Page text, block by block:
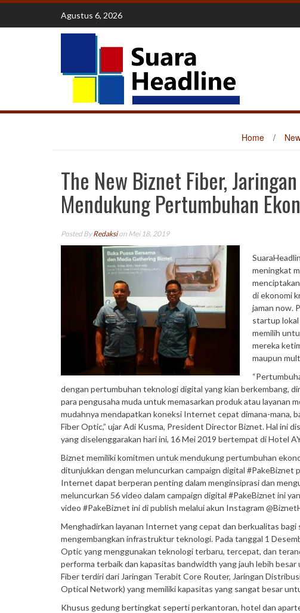
Skip
content
Agustus 6, 2026
Home /
The New Biznet Fiber,
Mendukung Pertumbuhan
Posted ByRedaksion Mei 18, 2019
meningkat
di ekonomi
jaman now.
startup lokal
memilih
mereka
maupun
dengan pertumbuhan teknologi digital yang kian berkembang,
para pengusaha muda untuk memasarkan produk atau layanan
mudahnya mendapatkan koneksi Internet cepat dimana-mana,
Fiber Optic,” ujar Adi Kusma, President Director Biznet. Hal ini
yang diselenggarakan hari ini, 16 Mei 2019 bertempat di Hotel
Biznet memiliki komitmen untuk mendukung pertumbuhan
ditunjukkan dengan meluncurkan campaign digital #PakeBiznet
Internet dapat berperan penting dalam menginsiprasi dan
meluncurkan 56 video dalam campaign digital #PakeBiznet ini
video #PakeBiznet ini di publish melalui akun Instagram
Menghadirkan layanan Internet yang cepat dan berkualitas
mengembangkan infrastruktur teknologi. Pada tanggal 1
Optic yang menggunakan teknologi terbaru, tercepat, dan
performa terbaik dan kapasitas bandwidth yang jauh lebih
Fiber terdiri dari Jaringan Terabit Core Router, Jaringan
Optical Network) yang memiliki kapasitas yang sangat besar
Khusus gedung bertingkat seperti perkantoran, hotel dan